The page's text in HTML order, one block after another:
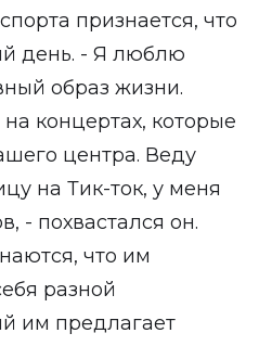
признается, что
день. - Я люблю
образ жизни.
концертах, которые
центра. Веду
на Тик-ток, у меня
- похвастался он.
что им
разной
им предлагает